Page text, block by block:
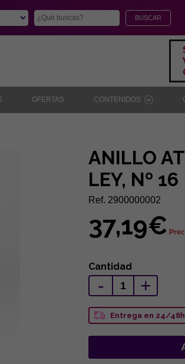
OFERTAS CONTENIDOS
ANILLO
LEY, Nº 16
Ref. 2900000002
37,19€
Cantidad
- +
Entrega en 24/